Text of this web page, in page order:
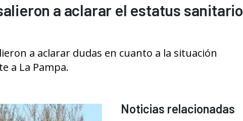
a aclarar el estatus sanitario
a aclarar dudas en cuanto a la situación
a La Pampa.
Noticias relacionadas